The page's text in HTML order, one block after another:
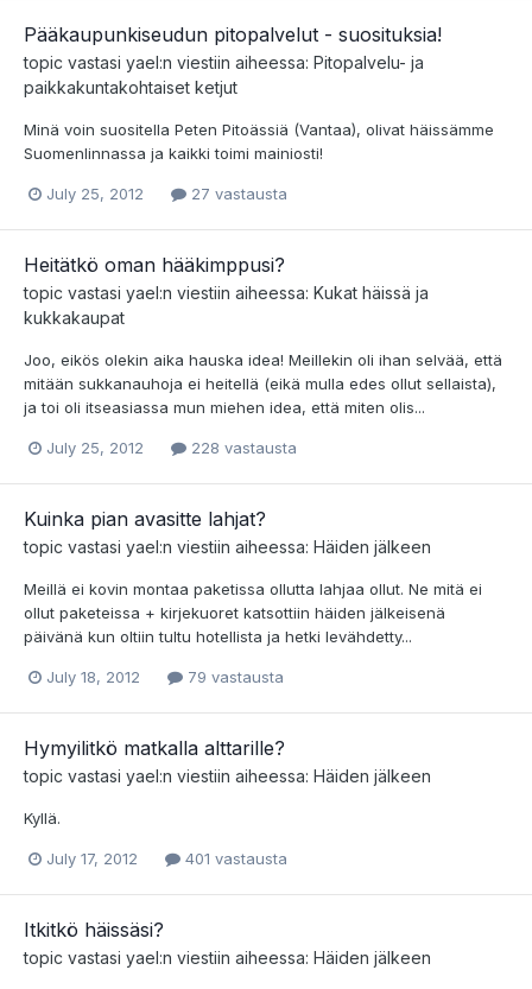
Pääkaupunkiseudun pitopalvelut - suosituksia!
topic vastasi yael:n viestiin aiheessa: Pitopalvelu- ja
paikkakuntakohtaiset ketjut
Minä voin suositella Peten Pitoässiä (Vantaa), olivat häissämme
Suomenlinnassa ja kaikki toimi mainiosti!
July 25, 2012 27 vastausta
Heitätkö oman hääkimppusi?
topic vastasi yael:n viestiin aiheessa: Kukat häissä ja
kukkakaupat
Joo, eikös olekin aika hauska idea! Meillekin oli ihan selvää, että
mitään sukkanauhoja ei heitellä (eikä mulla edes ollut sellaista),
ja toi oli itseasiassa mun miehen idea, että miten olis...
July 25, 2012 228 vastausta
Kuinka pian avasitte lahjat?
topic vastasi yael:n viestiin aiheessa: Häiden jälkeen
Meillä ei kovin montaa paketissa ollutta lahjaa ollut. Ne mitä ei
ollut paketeissa + kirjekuoret katsottiin häiden jälkeisenä
päivänä kun oltiin tultu hotellista ja hetki levähdetty...
July 18, 2012 79 vastausta
Hymyilitkö matkalla alttarille?
topic vastasi yael:n viestiin aiheessa: Häiden jälkeen
Kyllä.
July 17, 2012 401 vastausta
Itkitkö häissäsi?
topic vastasi yael:n viestiin aiheessa: Häiden jälkeen